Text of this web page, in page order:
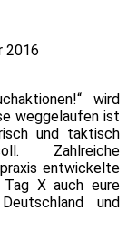
2016
wird
weggelaufen ist
und taktisch
Zahlreiche
entwickelte
X auch eure
und